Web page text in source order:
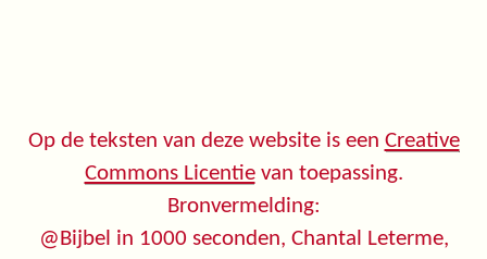
Op de teksten van deze website is een Creative
Commons Licentievan toepassing.
Bronvermelding:
@Bijbel in 1000 seconden, Chantal Leterme,